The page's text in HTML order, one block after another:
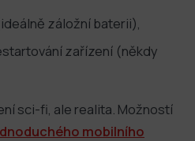
záložní baterii),
zařízení (někdy
sci-fi, ale realita. Možností
mobilního